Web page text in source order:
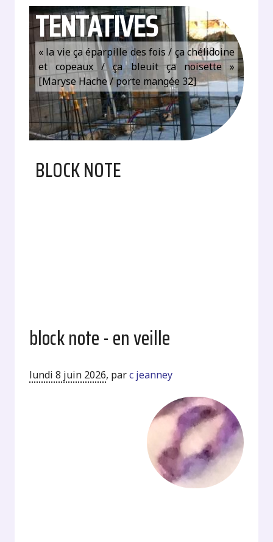
TENTATIVES
« la vie ça éparpille des fois / ça chélidoine
et copeaux / ça bleuit ça noisette »
[Maryse Hache / porte mangée 32]
BLOCK NOTE
block note - en veille
lundi 8 juin 2026, parc jeanney